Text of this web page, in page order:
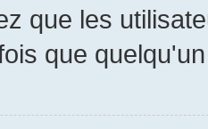
que les
que